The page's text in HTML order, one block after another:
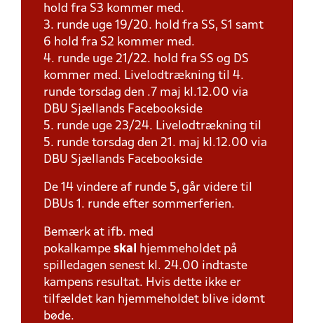
hold fra S3 kommer med.
3. runde uge 19/20. hold fra SS, S1 samt
6 hold fra S2 kommer med.
4. runde uge 21/22. hold fra SS og DS
kommer med. Livelodtrækning til 4.
runde torsdag den .7 maj kl.12.00 via
DBU Sjællands Facebookside
5. runde uge 23/24. Livelodtrækning til
5. runde torsdag den 21. maj kl.12.00 via
DBU Sjællands Facebookside
De 14 vindere af runde 5, går videre til
DBUs 1. runde efter sommerferien.
Bemærk at ifb. med
pokalkampe skal
hjemmeholdet på
spilledagen senest kl. 24.00 indtaste
kampens resultat. Hvis dette ikke er
tilfældet kan hjemmeholdet blive idømt
bøde.